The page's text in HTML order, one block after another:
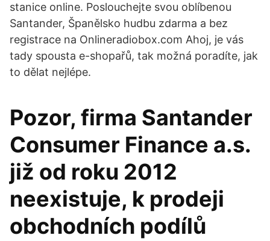
stanice online. Poslouchejte svou oblíbenou
Santander, Španělsko hudbu zdarma a bez
registrace na Onlineradiobox.com Ahoj, je vás
tady spousta e-shopařů, tak možná poradíte, jak
to dělat nejlépe.
Pozor, firma Santander
Consumer Finance a.s.
již od roku 2012
neexistuje, k prodeji
obchodních podílů